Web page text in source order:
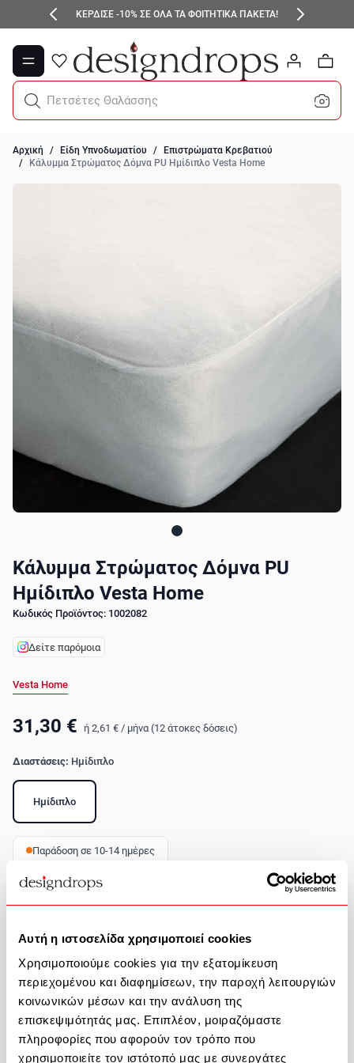
Αυτή η ιστοσελίδα χρησιμοποιεί cookies
Χρησιμοποιούμε cookies για την εξατομίκευση
περιεχομένου και διαφημίσεων, την παροχή λειτουργιών
κοινωνικών μέσων και την ανάλυση της
επισκεψιμότητάς μας. Επιπλέον, μοιραζόμαστε
πληροφορίες που αφορούν τον τρόπο που
χρησιμοποιείτε τον ιστότοπό μας με συνεργάτες
ΚΕΡΔΙΣΕ -10% ΣΕ ΟΛΑ ΤΑ ΦΟΙΤΗΤΙΚΑ ΠΑΚΕΤΑ!
Μετάβαση στο περιεχόμενο
0
Πετσέτες Θαλάσσης
Αρχική / Είδη Υπνοδωματίου /
Επιστρώματα Κρεβατιού
/
Κάλυμμα Στρώματος Δόμνα PU Ημίδιπλο Vesta Home
Κάλυμμα Στρώματος Δόμνα PU
Ημίδιπλο Vesta Home
Κωδικός Προϊόντος: 1002082
Δείτε παρόμοια
Vesta Home
31,30 € ή 2,61 € / μήνα (12 άτοκες δόσεις)
Διαστάσεις: Ημίδιπλο
Ημίδιπλο
Παράδοση σε 10-14 ημέρες
Ποσότητα
Προσθήκη στο καλάθι
Περιγραφή Προϊόντος